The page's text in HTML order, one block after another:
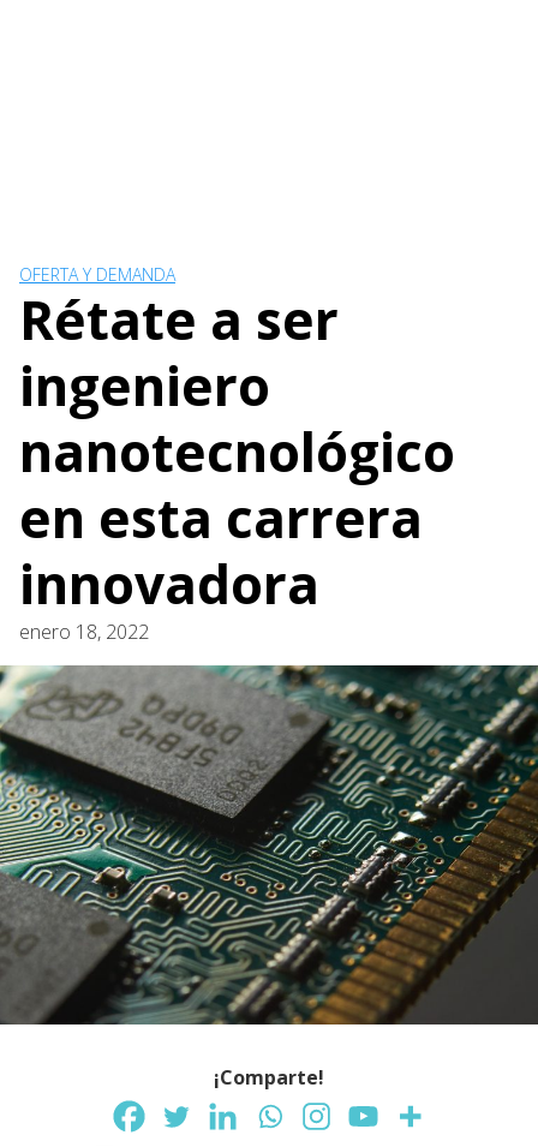
OFERTA Y DEMANDA
Rétate a ser
ingeniero
nanotecnológico
en esta carrera
innovadora
enero 18, 2022
¡Comparte!